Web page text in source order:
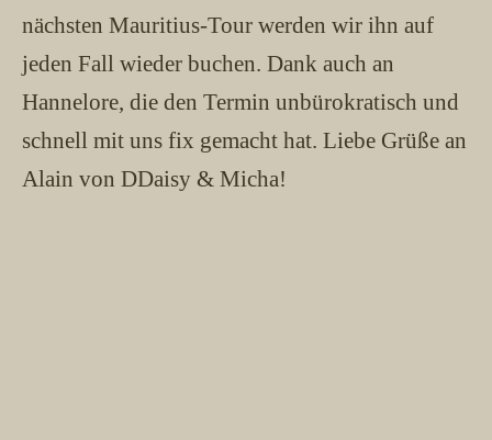
nächsten Mauritius-Tour werden wir ihn auf
jeden Fall wieder buchen. Dank auch an
Hannelore, die den Termin unbürokratisch und
schnell mit uns fix gemacht hat. Liebe Grüße an
Alain von DDaisy & Micha!